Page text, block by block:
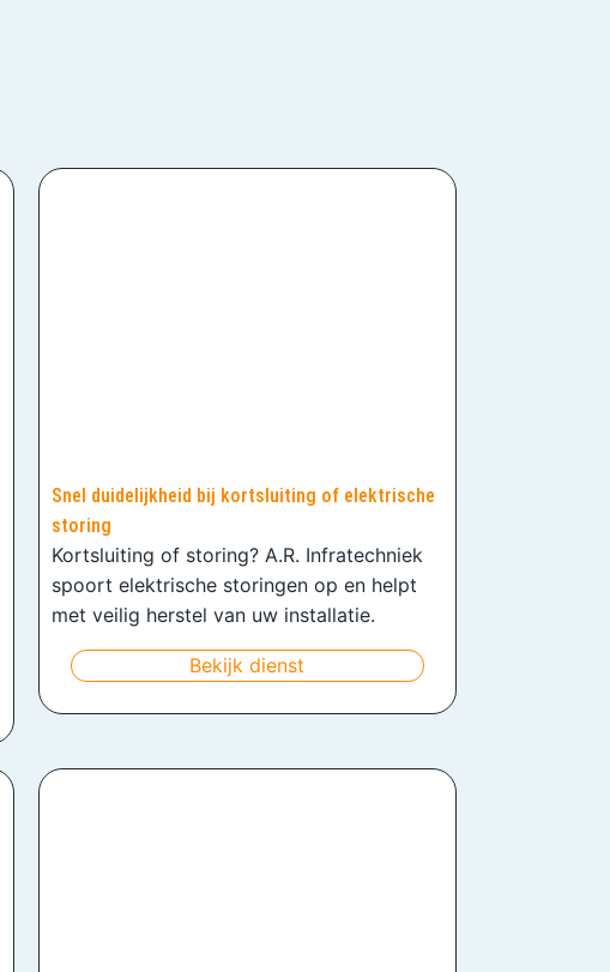
Snel duidelijkheid bij kortsluiting of elektrische
storing
Kortsluiting of storing? A.R. Infratechniek
spoort elektrische storingen op en helpt
met veilig herstel van uw installatie.
Bekijk dienst